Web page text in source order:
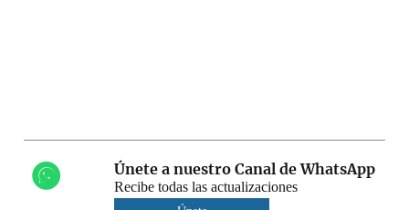
Únete a nuestro Canal de WhatsApp
Recibe todas las actualizaciones